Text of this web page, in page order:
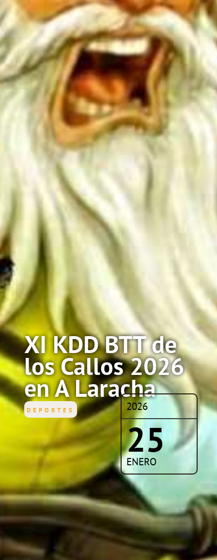
2026
25
ENERO
XI KDD BTT de
los Callos 2026
en A Laracha
DEPORTES